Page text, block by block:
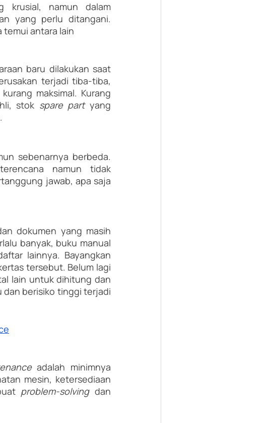
krusial, namun dalam
yang perlu ditangani.
temui antara lain
baru dilakukan saat
terjadi tiba-tiba,
maksimal. Kurang
stok spare part yang
namun tidak
jawab, apa saja
dokumen yang masih
banyak, buku manual
lainnya. Bayangkan
tersebut. Belum lagi
lain untuk dihitung dan
dan berisiko tinggi terjadi
adalah minimnya
mesin, ketersediaan
problem-solving dan